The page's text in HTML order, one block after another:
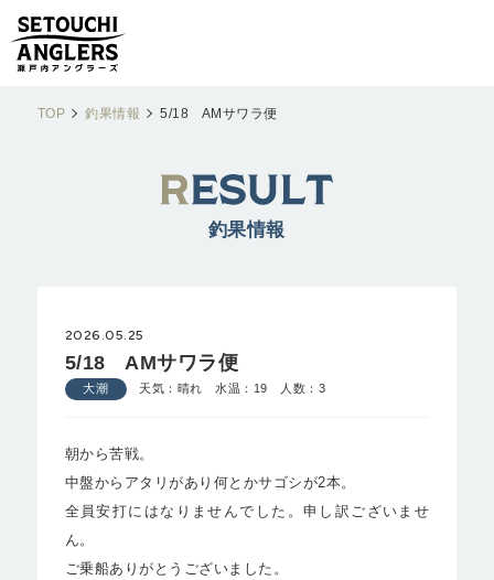
TOP 釣果情報 5/18 AMサワラ便
釣果情報
2026.05.25
5/18 AMサワラ便
大潮 天気：晴れ 水温：19 人数：3
朝から苦戦。
中盤からアタリがあり何とかサゴシが2本。
全員安打にはなりませんでした。申し訳ございませ
ん。
ご乗船ありがとうございました。